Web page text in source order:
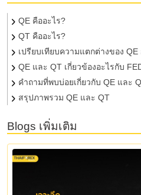
QE คืออะไร?
QT คืออะไร?
เปรียบเทียบความแตกต่างของ QE
QE และ QT เกี่ยวข้องอะไรกับ
คำถามที่พบบ่อยเกี่ยวกับ QE และ
สรุปภาพรวม QE และ QT
Blogs เพิ่มเติม